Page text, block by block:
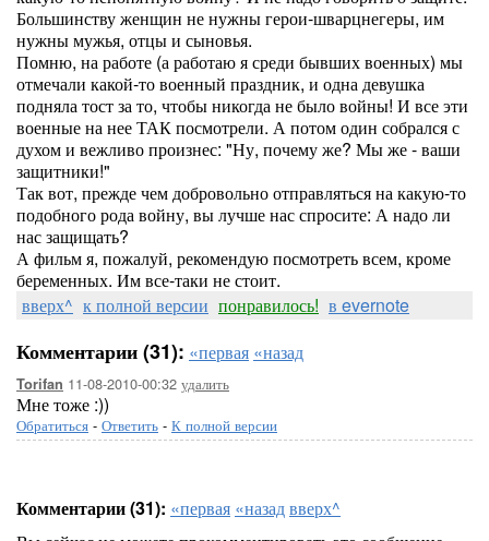
Большинству женщин не нужны герои-шварцнегеры, им
нужны мужья, отцы и сыновья.
Помню, на работе (а работаю я среди бывших военных) мы
отмечали какой-то военный праздник, и одна девушка
подняла тост за то, чтобы никогда не было войны! И все эти
военные на нее ТАК посмотрели. А потом один собрался с
духом и вежливо произнес: "Ну, почему же? Мы же - ваши
защитники!"
Так вот, прежде чем добровольно отправляться на какую-то
подобного рода войну, вы лучше нас спросите: А надо ли
нас защищать?
А фильм я, пожалуй, рекомендую посмотреть всем, кроме
беременных. Им все-таки не стоит.
вверх^ к полной версии понравилось! в evernote
Комментарии (31): «первая «назад
Torifan 11-08-2010-00:32 удалить
Мне тоже :))
Обратиться - Ответить - К полной версии
Комментарии (31): «первая «назадвверх^